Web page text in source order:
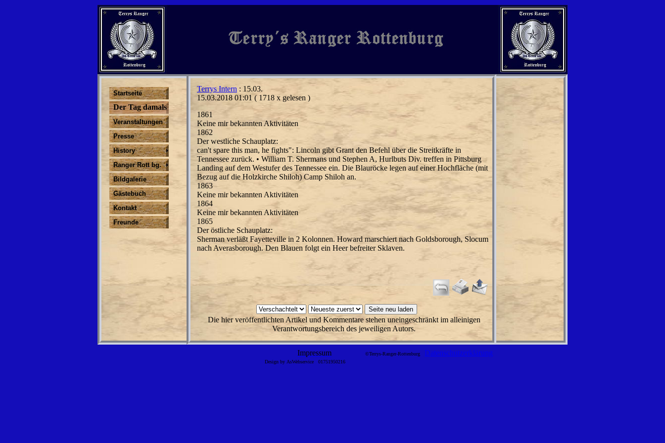
Startseite
Der Tag damals
Veranstaltungen
Presse
History
Ranger Rott bg.
Bildgalerie
Gästebuch
Kontakt
Freunde
Terrys Intern : 15.03.
15.03.2018 01:01 ( 1718 x gelesen )
1861
Keine mir bekannten Aktivitäten
1862
Der westliche Schauplatz:
can't spare this man, he fights": Lincoln gibt Grant den Befehl über die Streitkräfte in
Tennessee zurück. • William T. Shermans und Stephen A, Hurlbuts Div. treffen in Pittsburg
Landing auf dem Westufer des Tennessee ein. Die Blauröcke legen auf einer Hochfläche (mit
Bezug auf die Holzkirche Shiloh) Camp Shiloh an.
1863
Keine mir bekannten Aktivitäten
1864
Keine mir bekannten Aktivitäten
1865
Der östliche Schauplatz:
Sherman verläßt Fayetteville in 2 Kolonnen. Howard marschiert nach Goldsborough, Slocum
nach Averasborough. Den Blauen folgt ein Heer befreiter Sklaven.
Die hier veröffentlichten Artikel und Kommentare stehen uneingeschränkt im alleinigen
Verantwortungsbereich des jeweiligen Autors.
Impressum ©Terrys-Ranger-Rottenburg Datenschutzerklärung
Design by AsWebservice 01751950216